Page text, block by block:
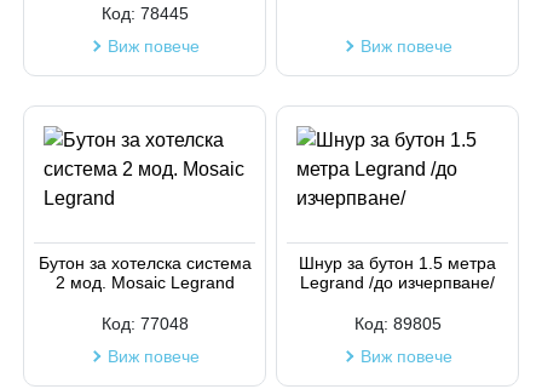
Код: 78445
Виж повече
Виж повече
Бутон за хотелска система
2 мод. Mosaic Legrand
Код: 77048
Виж повече
Шнур за бутон 1.5 метра
Legrand /до изчерпване/
Код: 89805
Виж повече